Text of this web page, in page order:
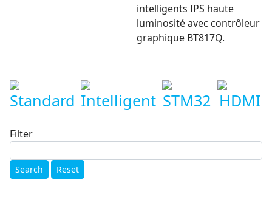
intelligents IPS haute
luminosité avec contrôleur
graphique BT817Q.
Standard Intelligent STM32 HDMI
Filter
Search Reset